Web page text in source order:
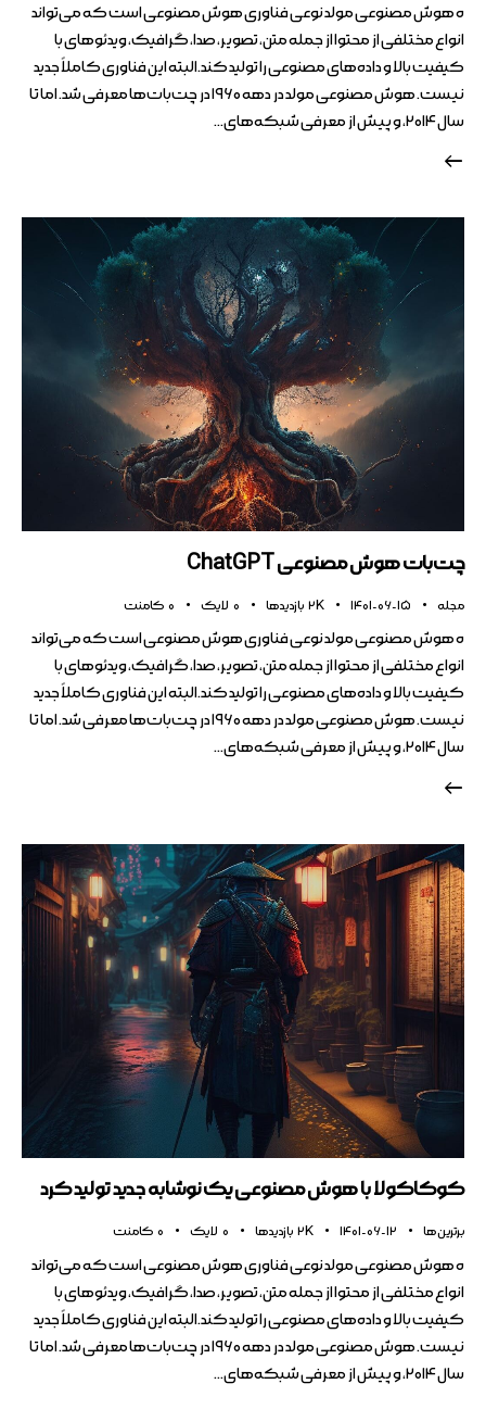
ه هوش مصنوعی مولد نوعی فناوری هوش مصنوعی است که می‌تواند
انواع مختلفی از محتوا از جمله متن، تصویر، صدا، گرافیک، ویدئوهای با
کیفیت بالا و داده‌های مصنوعی را تولید کند.البته این فناوری کاملاً جدید
نیست. هوش مصنوعی مولد در دهه ۱۹۶۰ در چت‌بات‌ها معرفی شد. اما تا
سال ۲۰۱۴، و پیش از معرفی شبکه‌های…
چت‌بات هوش مصنوعی ChatGPT
مجله 1401-06-15
2K بازدیدها 0 لایک 0 کامنت
ه هوش مصنوعی مولد نوعی فناوری هوش مصنوعی است که می‌تواند
انواع مختلفی از محتوا از جمله متن، تصویر، صدا، گرافیک، ویدئوهای با
کیفیت بالا و داده‌های مصنوعی را تولید کند.البته این فناوری کاملاً جدید
نیست. هوش مصنوعی مولد در دهه ۱۹۶۰ در چت‌بات‌ها معرفی شد. اما تا
سال ۲۰۱۴، و پیش از معرفی شبکه‌های…
کوکاکولا با هوش مصنوعی یک نوشابه جدید تولید کرد
برترین ها 1401-06-12
2K بازدیدها 0 لایک 0 کامنت
ه هوش مصنوعی مولد نوعی فناوری هوش مصنوعی است که می‌تواند
انواع مختلفی از محتوا از جمله متن، تصویر، صدا، گرافیک، ویدئوهای با
کیفیت بالا و داده‌های مصنوعی را تولید کند.البته این فناوری کاملاً جدید
نیست. هوش مصنوعی مولد در دهه ۱۹۶۰ در چت‌بات‌ها معرفی شد. اما تا
سال ۲۰۱۴، و پیش از معرفی شبکه‌های…